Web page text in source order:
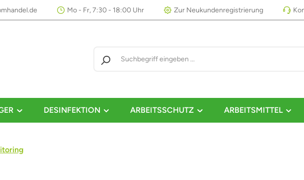
Mo - Fr, 7:30 - 18:00 Uhr Zur Neukundenregistrierung
DESINFEKTION ARBEITSSCHUTZ ARBEITSMITTEL